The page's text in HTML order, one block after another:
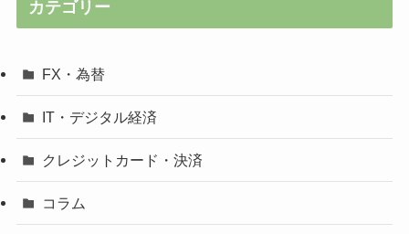
カテゴリー
FX・為替
IT・デジタル経済
クレジットカード・決済
コラム